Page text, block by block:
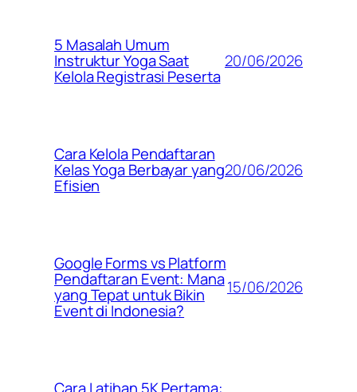
5 Masalah Umum
Instruktur Yoga Saat
Kelola Registrasi Peserta
20/06/2026
Cara Kelola Pendaftaran
Kelas Yoga Berbayar yang
Efisien
20/06/2026
Google Forms vs Platform
Pendaftaran Event: Mana
yang Tepat untuk Bikin
Event di Indonesia?
15/06/2026